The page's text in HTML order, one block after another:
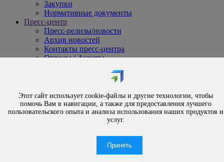
Закупки
Нормативные документы
Пресс-центр
Пресс-релизы/новости
Архив новостей
Контакты пресс-центра
Опросы / Анкеты
Обращения
Порядок рассмотрения обращений
Личный приём
Электронные обращения
Часто задаваемые вопросы
Этот сайт использует cookie-файлы и другие технологии, чтобы
помочь Вам в навигации, а также для предоставления лучшего
пользовательского опыта и анализа использования наших продуктов и
услуг.
Принять